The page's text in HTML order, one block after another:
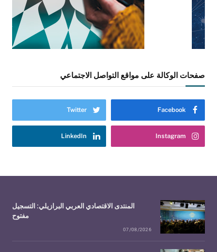
صفحات الوكالة على مواقع التواصل الاجتماعي
Facebook
Twitter
Instagram
LinkedIn
المنتدى الاقتصادي العربي البرازيلي: التسجيل
مفتوح
07/08/2026